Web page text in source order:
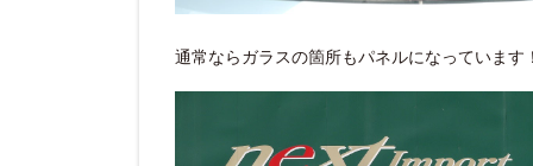
通常ならガラスの箇所もパネルになっています